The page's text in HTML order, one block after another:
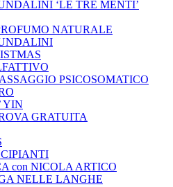
‘LE TRE MENTI’
NATURALE
PSICOSOMATICO
YIN
GRATUITA
con NICOLA ARTICO
NELLE LANGHE